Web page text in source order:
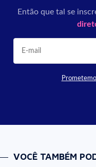
Então que tal se
VOCÊ TAMBÉM